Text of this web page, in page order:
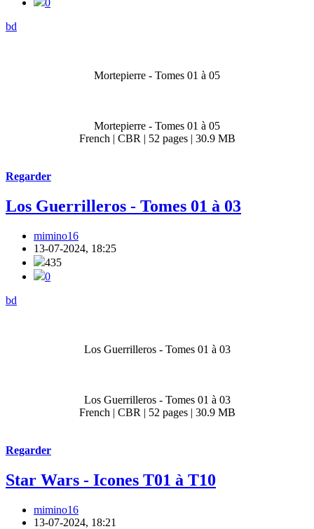
0
bd
Mortepierre - Tomes 01 à 05
Mortepierre - Tomes 01 à 05
French | CBR | 52 pages | 30.9 MB
Regarder
Los Guerrilleros - Tomes 01 à 03
mimino16
13-07-2024, 18:25
435
0
bd
Los Guerrilleros - Tomes 01 à 03
Los Guerrilleros - Tomes 01 à 03
French | CBR | 52 pages | 30.9 MB
Regarder
Star Wars - Icones T01 à T10
mimino16
13-07-2024, 18:21